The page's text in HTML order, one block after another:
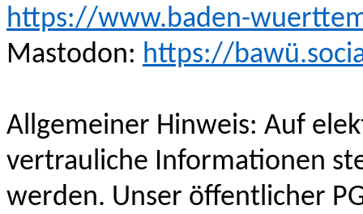
https://www.baden-
Mastodon: https://
Allgemeiner Hinweis: Auf
vertrauliche Informationen
werden. Unser öffentlicher